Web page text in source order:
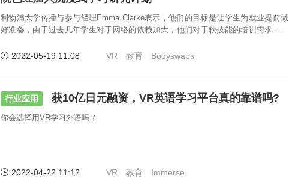
利物浦大学传播与参与经理Emma Clarke表示，他们的目标是让学生为就业提前做
好准备，由于过去几年学生对于网络的依赖加大，他们对于软技能的培训需求变得
2022-05-19 11:08 VR 教育 Bodyswaps
行业应用 获10亿日元融资，VR英语学习平台真的靠谱吗?
你会选择用VR学习外语吗？
2022-04-22 11:12 VR 教育 Immerse